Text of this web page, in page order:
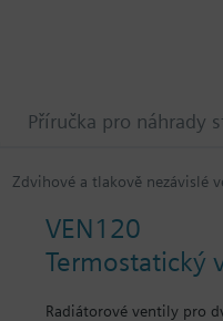
Příručka pro náhrady
Zdvihové a tlakově nezávislé
VEN120
Termostatický
Radiátorové ventily pro